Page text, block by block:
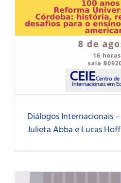
Diálogos Internacionais
Julieta Abba e Lucas